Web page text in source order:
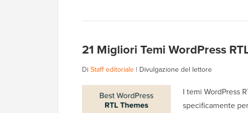
21 Migliori Temi WordPress
DiStaff editoriale | Divulgazione del lettore
I temi WordPress
specificamente